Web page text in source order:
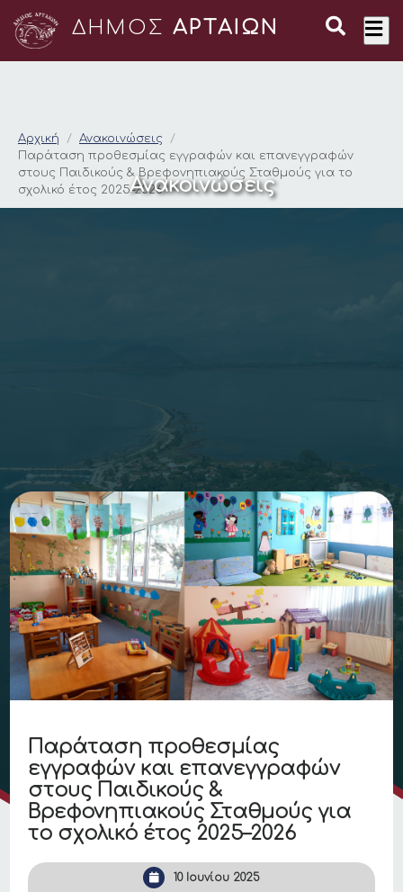
ΔΗΜΟΣ ΑΡΤΑΙΩΝ
Παράταση
Αρχική
Ανακοινώσεις
Παράταση προθεσμίας εγγραφών και επανεγγραφών
στους Παιδικούς & Βρεφονηπιακούς Σταθμούς για το
σχολικό έτος 2025–2026Ανακοινώσεις
Παράταση προθεσμίας
εγγραφών και επανεγγραφών
στους Παιδικούς &
Βρεφονηπιακούς Σταθμούς για
το σχολικό έτος 2025–2026
10 Ιουνίου 2025